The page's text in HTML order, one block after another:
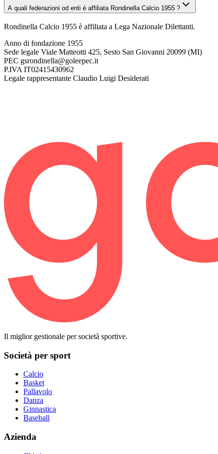
A quali federazioni od enti è affiliata Rondinella Calcio 1955 ?
Rondinella Calcio 1955 è affiliata a Lega Nazionale Dilettanti.
Anno di fondazione 1955
Sede legale Viale Matteotti 425, Sesto San Giovanni 20099 (MI)
PEC gsrondinella@goleepec.it
P.IVA IT02415430962
Legale rappresentante Claudio Luigi Desiderati
Il miglior gestionale per società sportive.
Società per sport
Calcio
Basket
Pallavolo
Danza
Ginnastica
Baseball
Azienda